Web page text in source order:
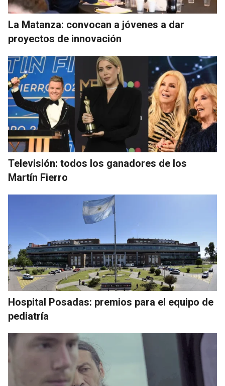
La Matanza: convocan a jóvenes a dar
proyectos de innovación
Televisión: todos los ganadores de los
Martín Fierro
Hospital Posadas: premios para el equipo de
pediatría